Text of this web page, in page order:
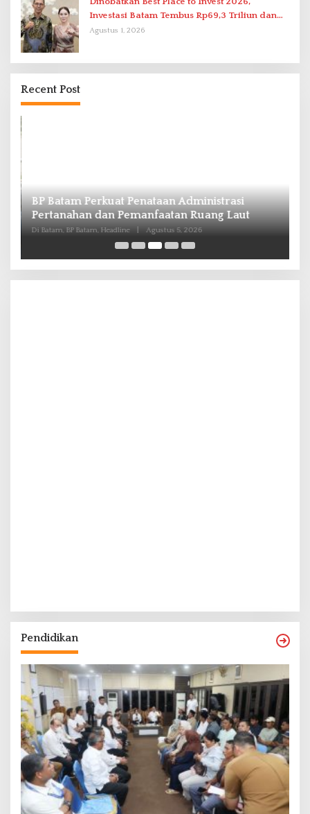
Investasi Batam Tembus Rp69,3 Triliun dan
Ekonomi Tumbuh 6,76 Persen
Agustus 1, 2026
Recent Post
BP Batam Perkuat Penataan Administrasi
Pertanahan dan Pemanfaatan Ruang Laut
Di Batam, BP Batam, Headline Agustus 5, 2026
Pendidikan